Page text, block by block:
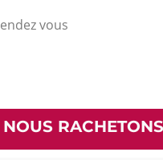
vous
NOUS